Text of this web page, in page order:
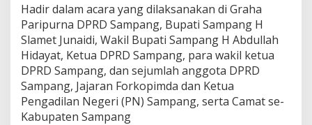
Hadir dalam acara yang dilaksanakan di Graha
Paripurna DPRD Sampang, Bupati Sampang H
Slamet Junaidi, Wakil Bupati Sampang H Abdullah
Hidayat, Ketua DPRD Sampang, para wakil ketua
DPRD Sampang, dan sejumlah anggota DPRD
Sampang, Jajaran Forkopimda dan Ketua
Pengadilan Negeri (PN) Sampang, serta Camat se-
Kabupaten Sampang